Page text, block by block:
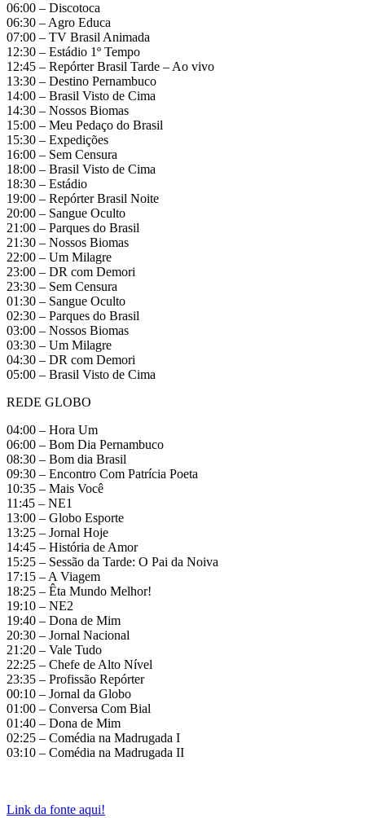
06:00 – Discotoca
06:30 – Agro Educa
07:00 – TV Brasil Animada
12:30 – Estádio 1º Tempo
12:45 – Repórter Brasil Tarde – Ao vivo
13:30 – Destino Pernambuco
14:00 – Brasil Visto de Cima
14:30 – Nossos Biomas
15:00 – Meu Pedaço do Brasil
15:30 – Expedições
16:00 – Sem Censura
18:00 – Brasil Visto de Cima
18:30 – Estádio
19:00 – Repórter Brasil Noite
20:00 – Sangue Oculto
21:00 – Parques do Brasil
21:30 – Nossos Biomas
22:00 – Um Milagre
23:00 – DR com Demori
23:30 – Sem Censura
01:30 – Sangue Oculto
02:30 – Parques do Brasil
03:00 – Nossos Biomas
03:30 – Um Milagre
04:30 – DR com Demori
05:00 – Brasil Visto de Cima
REDE GLOBO
04:00 – Hora Um
06:00 – Bom Dia Pernambuco
08:30 – Bom dia Brasil
09:30 – Encontro Com Patrícia Poeta
10:35 – Mais Você
11:45 – NE1
13:00 – Globo Esporte
13:25 – Jornal Hoje
14:45 – História de Amor
15:25 – Sessão da Tarde: O Pai da Noiva
17:15 – A Viagem
18:25 – Êta Mundo Melhor!
19:10 – NE2
19:40 – Dona de Mim
20:30 – Jornal Nacional
21:20 – Vale Tudo
22:25 – Chefe de Alto Nível
23:35 – Profissão Repórter
00:10 – Jornal da Globo
01:00 – Conversa Com Bial
01:40 – Dona de Mim
02:25 – Comédia na Madrugada I
03:10 – Comédia na Madrugada II
Link da fonte aqui!